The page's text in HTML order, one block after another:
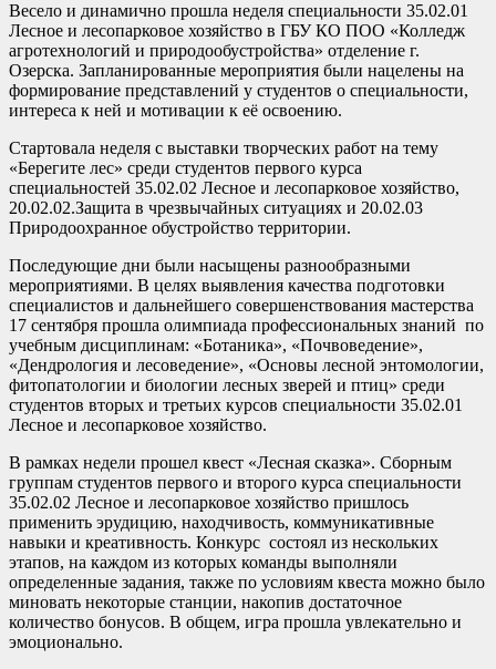
Весело и динамично прошла неделя специальности 35.02.01
Лесное и лесопарковое хозяйство в ГБУ КО ПОО «Колледж
агротехнологий и природообустройства» отделение г.
Озерска. Запланированные мероприятия были нацелены на
формирование представлений у студентов о специальности,
интереса к ней и мотивации к её освоению.
Стартовала неделя с выставки творческих работ на тему
«Берегите лес» среди студентов первого курса
специальностей 35.02.02 Лесное и лесопарковое хозяйство,
20.02.02.Защита в чрезвычайных ситуациях и 20.02.03
Природоохранное обустройство территории.
Последующие дни были насыщены разнообразными
мероприятиями. В целях выявления качества подготовки
специалистов и дальнейшего совершенствования мастерства
17 сентября прошла олимпиада профессиональных знаний по
учебным дисциплинам: «Ботаника», «Почвоведение»,
«Дендрология и лесоведение», «Основы лесной энтомологии,
фитопатологии и биологии лесных зверей и птиц» среди
студентов вторых и третьих курсов специальности 35.02.01
Лесное и лесопарковое хозяйство.
В рамках недели прошел квест «Лесная сказка». Сборным
группам студентов первого и второго курса специальности
35.02.02 Лесное и лесопарковое хозяйство пришлось
применить эрудицию, находчивость, коммуникативные
навыки и креативность. Конкурс состоял из нескольких
этапов, на каждом из которых команды выполняли
определенные задания, также по условиям квеста можно было
миновать некоторые станции, накопив достаточное
количество бонусов. В общем, игра прошла увлекательно и
эмоционально.